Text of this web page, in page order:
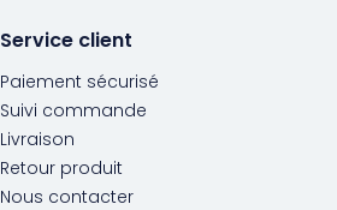
Service client
Paiement sécurisé
Suivi commande
Livraison
Retour produit
Nous contacter